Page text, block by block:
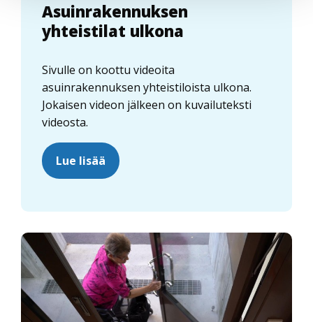
Asuinrakennuksen
yhteistilat ulkona
Sivulle on koottu videoita
asuinrakennuksen yhteistiloista ulkona.
Jokaisen videon jälkeen on kuvailuteksti
videosta.
Lue lisää